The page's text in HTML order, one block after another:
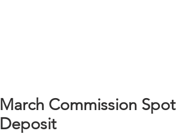
March Commission Spot
Deposit